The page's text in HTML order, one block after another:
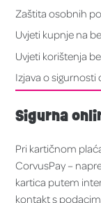
Zaštita osobnih
Uvjeti kupnje na
Uvjeti korištenja
Izjava o sigurnosti
Sigurna
Pri kartičnom
CorvusPay –
kartica putem
kontakt s